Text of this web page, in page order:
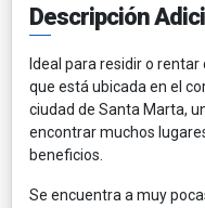
Descripción
Ideal para residir o
que está ubicada en el
ciudad de Santa Marta,
encontrar muchos
beneficios.
Se encuentra a muy